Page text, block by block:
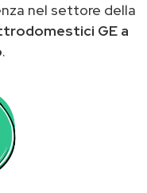
nel settore della
GE a
.